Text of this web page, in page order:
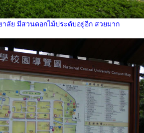
ลัย มีสวนดอกไม้ประดับอยู่อีก สวยมาก